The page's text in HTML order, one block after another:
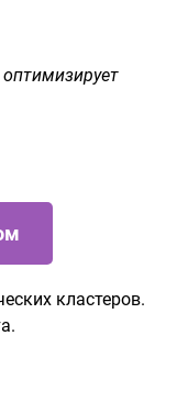
кластеров.